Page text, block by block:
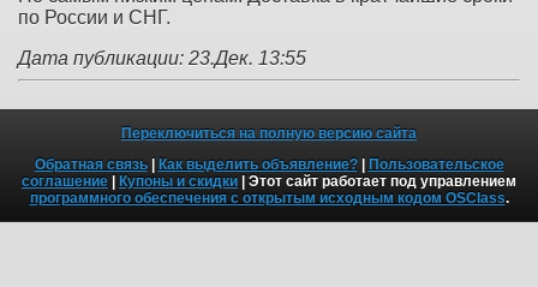
по России и СНГ.
Дата публикации: 23.Дек. 13:55
Переключиться на полную версию сайта
Обратная связь| Как выделить объявление?| Пользовательское
соглашение | Купоны и скидки | Этот сайт работает под управлением
программного обеспечения с открытым исходным кодом OSClass.